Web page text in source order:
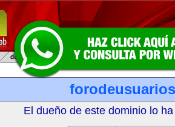
El dueño de este dominio lo